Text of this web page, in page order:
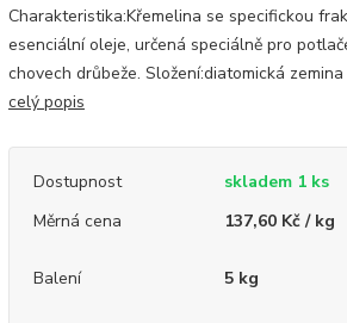
Charakteristika:Křemelina se specifickou
esenciální oleje, určená speciálně pro
chovech drůbeže. Složení:diatomická
celý popis
Dostupnost
skladem 1 ks
Měrná cena
137,60 Kč / kg
Balení 5 kg